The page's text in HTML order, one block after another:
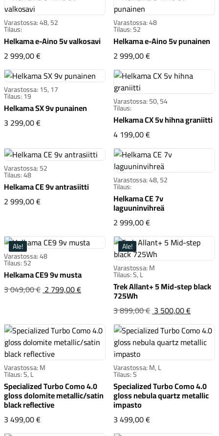
Varastossa: 48, 52
Tilaus:
Helkama e-Aino 5v valkosavi
2 999,00 €Helkama e-Aino 5v valkosavi
Varastossa: 48
Tilaus: 52
Helkama e-Aino 5v punainen
2 999,00 €Helkama e-Aino 5v
Varastossa: 15, 17
Tilaus: 19
Helkama SX 9v punainen
3 299,00 €Helkama SX 9v punainen
Varastossa: 50, 54
Tilaus:
Helkama CX 5v hihna graniitti
4 199,00 €Helkama CX 5v
Varastossa: 52
Tilaus: 48
Helkama CE 9v antrasiitti
2 999,00 €Helkama CE 9v antrasiitti
Varastossa: 48, 52
Tilaus:
Helkama CE 7v
laguuninvihreä
2 999,00 €Helkama CE 7v
Varastossa: 48
Tilaus: 52
Helkama CE9 9v musta
3 049,00 €2 799,00 €
Alkuperäinen
oli:3 049,00 €
Helkama CE9 9v musta
Ale!
Varastossa: M
Tilaus: S, L
Trek Allant+ 5 Mid-step black
725Wh
3 899,00 €3 500,00 €
hinta
oli:3
Trek
Ale!
Varastossa: M
Tilaus: S, L
Specialized Turbo Como 4.0
gloss dolomite metallic/satin
black reflective
3 499,00 €Specialized Turbo Como 4.0 gloss dolomite metallic/
Varastossa: M, L
Tilaus: S
Specialized Turbo Como 4.0
gloss nebula quartz metallic
impasto
3 499,00 €Specialized Turbo